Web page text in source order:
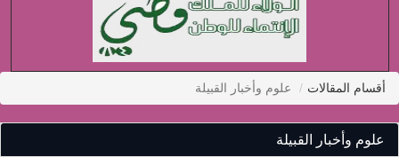
أقسام المقالات علوم وأخبار القبيلة
علوم وأخبار القبيلة